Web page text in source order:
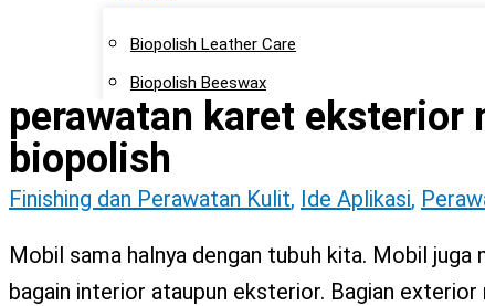
Biopolish Leather Care
Biopolish Beeswax
Biopolish Natural Oil
Artikel
Lokasi Agen
Kontak Kami
perawatan karet eksterior
biopolish
Finishing dan Perawatan Kulit, Ide Aplikasi,
Mobil sama halnya dengan tubuh kita. Mobil
bagain interior ataupun eksterior. Bagian